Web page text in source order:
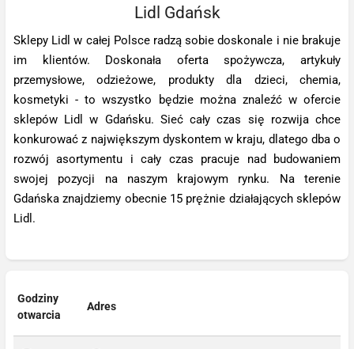
Lidl Gdańsk
Sklepy Lidl w całej Polsce radzą sobie doskonale i nie brakuje
im klientów. Doskonała oferta spożywcza, artykuły
przemysłowe, odzieżowe, produkty dla dzieci, chemia,
kosmetyki - to wszystko będzie można znaleźć w ofercie
sklepów Lidl w Gdańsku. Sieć cały czas się rozwija chce
konkurować z największym dyskontem w kraju, dlatego dba o
rozwój asortymentu i cały czas pracuje nad budowaniem
swojej pozycji na naszym krajowym rynku. Na terenie
Gdańska znajdziemy obecnie 15 prężnie działających sklepów
Lidl.
Godziny
otwarcia
Adres